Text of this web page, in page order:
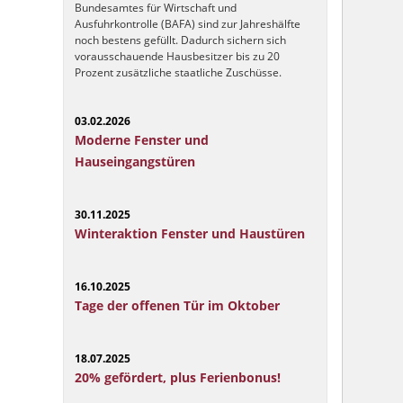
Bundesamtes für Wirtschaft und
Ausfuhrkontrolle (BAFA) sind zur Jahreshälfte
noch bestens gefüllt. Dadurch sichern sich
vorausschauende Hausbesitzer bis zu 20
Prozent zusätzliche staatliche Zuschüsse.
03.02.2026
Moderne Fenster und
Hauseingangstüren
30.11.2025
Winteraktion Fenster und Haustüren
16.10.2025
Tage der offenen Tür im Oktober
18.07.2025
20% gefördert, plus Ferienbonus!